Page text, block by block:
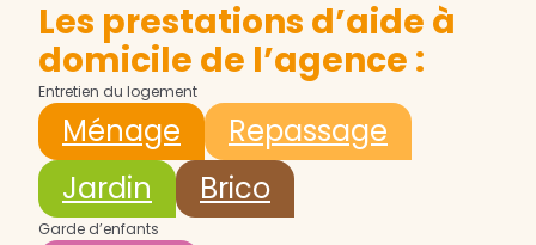
Les prestations d’aide à
domicile de l’agence :
Entretien du logement
Ménage
Repassage
Jardin
Brico
Garde d’enfants